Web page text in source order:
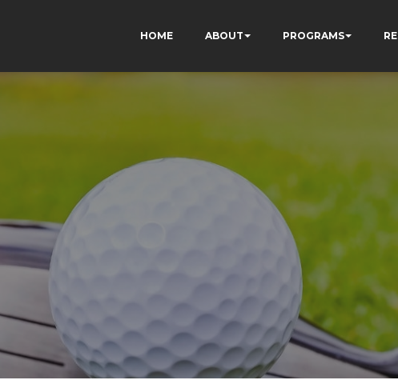
HOME ABOUT PROGRAMS